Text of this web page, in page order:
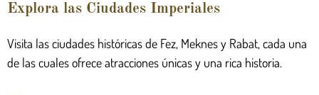
Explora las Ciudades Imperiales
Visita las ciudades históricas de Fez, Meknes y Rabat, cada una
de las cuales ofrece atracciones únicas y una rica historia.